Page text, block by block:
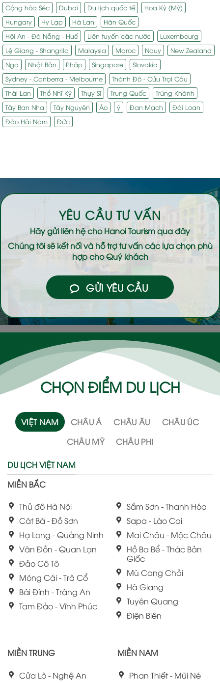
Cộng hòa Séc Dubai Du lịch quốc tế
Hoa Kỳ (Mỹ)
Hungary
Hy Lạp Hà Lan
Hàn Quốc
Hội An - Đà Nẵng - Huế
Liên tuyến các nước
Luxembourg
Lệ Giang - Shangrila
Malaysia Maroc Nauy
New Zealand
Nga
Nhật Bản Pháp Singapore
Slovakia
Sydney - Canberra - Melbourne
Thành Đô - Cửu Trại Câu
Thái Lan
Thổ Nhĩ Kỳ Thụy Sĩ Trung Quốc
Trùng Khánh
Tây Ban Nha
Tây Nguyên Áo ý Đan Mạch
Đài Loan
Đảo Hải Nam
Đức
YÊU CẦU TƯ VẤN
Hãy gửi liên hệ choHanoi Tourismqua đây
Chúng tôi sẽ kết nối và hỗ trợ tư vấn các lựa chọn phù
hợp cho Quý khách
GỬI YÊU CẦU
CHỌN ĐIỂM DU LỊCH
VIỆT NAM CHÂU Á CHÂU ÂU
CHÂU ÚC
CHÂU MỸ
CHÂU PHI
DU LỊCH VIỆT NAM
MIỀN BẮC
Thủ đô Hà Nội
Cát Bà - Đồ Sơn
Hạ Long - Quảng Ninh
Vân Đồn - Quan Lạn
Đảo Cô Tô
Móng Cái - Trà Cổ
Bái Đính - Tràng An
Tam Đảo - Vĩnh Phúc
Sầm Sơn - Thanh Hóa
Sapa - Lào Cai
Mai Châu - Mộc Châu
Hồ Ba Bể - Thác Bản
Giốc
Mù Cang Chải
Hà Giang
Tuyên Quang
Điện Biên
MIỀN TRUNG
Cửa Lò - Nghệ An
MIỀN NAM
Phan Thiết - Mũi Né